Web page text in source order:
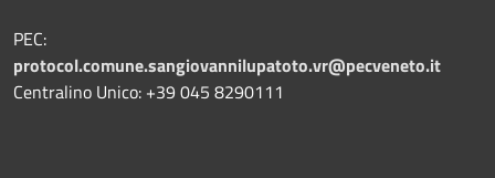
PEC:
protocol.comune.sangiovannilupatoto.vr@pecveneto.it
Centralino Unico: +39 045 8290111